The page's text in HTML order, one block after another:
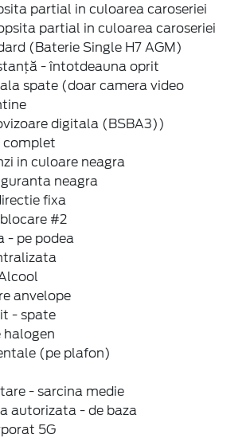
partial in culoarea caroseriei
partial in culoarea caroseriei
(Baterie Single H7 AGM)
- întotdeauna oprit
spate (doar camera video
digitala (BSBA3))
complet
in culoare neagra
neagra
fixa
#2
- pe podea
anvelope
- spate
halogen
(pe plafon)
- sarcina medie
autorizata - de baza
5G